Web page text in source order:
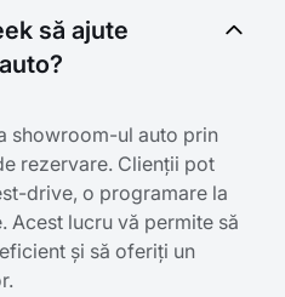
să ajute
showroom-ul auto prin
rezervare. Clienții pot
drive, o programare la
Acest lucru vă permite să
și să oferiți un